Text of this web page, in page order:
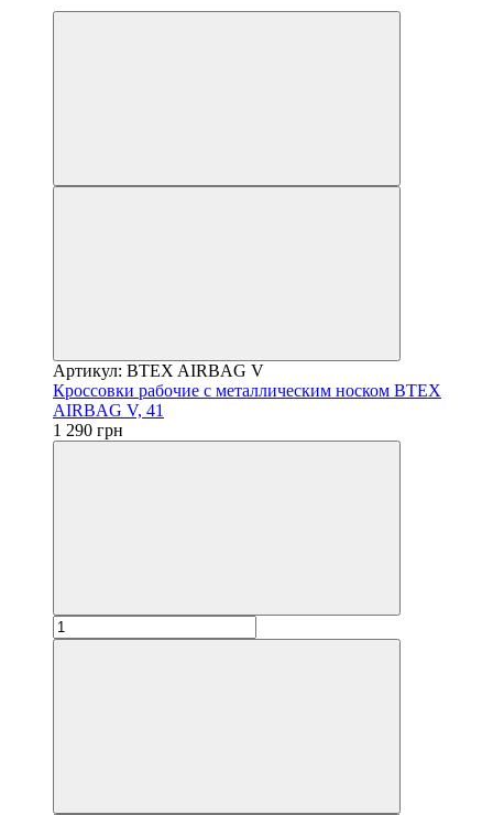
Артикул: BTEX AIRBAG V
Кроссовки рабочие с металлическим носком BTEX
AIRBAG V, 41
1 290 грн